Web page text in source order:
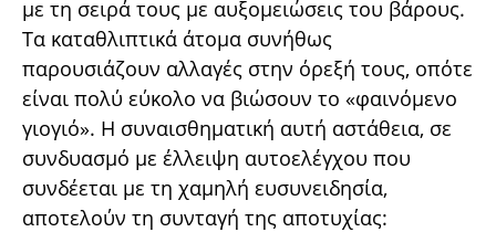
με τη σειρά τους με αυξομειώσεις του βάρους.
Τα καταθλιπτικά άτομα συνήθως
παρουσιάζουν αλλαγές στην όρεξή τους, οπότε
είναι πολύ εύκολο να βιώσουν το «φαινόμενο
γιογιό». Η συναισθηματική αυτή αστάθεια, σε
συνδυασμό με έλλειψη αυτοελέγχου που
συνδέεται με τη χαμηλή ευσυνειδησία,
αποτελούν τη συνταγή της αποτυχίας: